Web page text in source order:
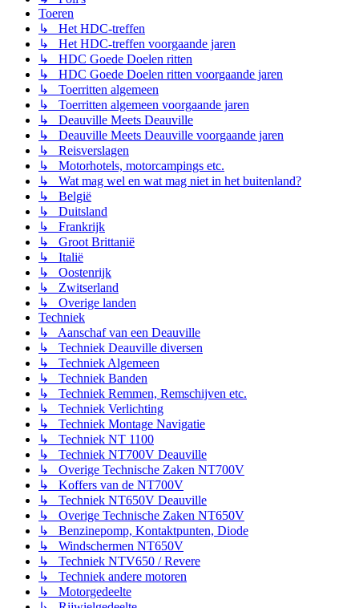
Toeren
↳ Het HDC-treffen
↳ Het HDC-treffen voorgaande jaren
↳ HDC Goede Doelen ritten
↳ HDC Goede Doelen ritten voorgaande jaren
↳ Toerritten algemeen
↳ Toerritten algemeen voorgaande jaren
↳ Deauville Meets Deauville
↳ Deauville Meets Deauville voorgaande jaren
↳ Reisverslagen
↳ Motorhotels, motorcampings etc.
↳ Wat mag wel en wat mag niet in het buitenland?
↳ België
↳ Duitsland
↳ Frankrijk
↳ Groot Brittanië
↳ Italië
↳ Oostenrijk
↳ Zwitserland
↳ Overige landen
Techniek
↳ Aanschaf van een Deauville
↳ Techniek Deauville diversen
↳ Techniek Algemeen
↳ Techniek Banden
↳ Techniek Remmen, Remschijven etc.
↳ Techniek Verlichting
↳ Techniek Montage Navigatie
↳ Techniek NT 1100
↳ Techniek NT700V Deauville
↳ Overige Technische Zaken NT700V
↳ Koffers van de NT700V
↳ Techniek NT650V Deauville
↳ Overige Technische Zaken NT650V
↳ Benzinepomp, Kontaktpunten, Diode
↳ Windschermen NT650V
↳ Techniek NTV650 / Revere
↳ Techniek andere motoren
↳ Motorgedeelte